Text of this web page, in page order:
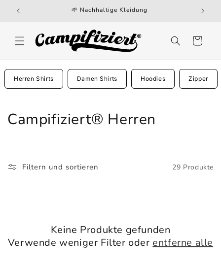
zum
Inhalt
🌱 Nachhaltige Kleidung
Warenkorb
Herren Shirts Damen Shirts Hoodies Zipper
K
e
r
Campifiziert® Herren
Filtern und sortieren 29 Produkte
Keine Produkte gefunden
Verwende weniger Filter oder entferne alle